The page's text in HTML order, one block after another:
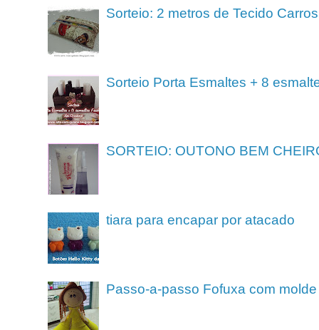
Sorteio: 2 metros de Tecido Carros
Sorteio Porta Esmaltes + 8
SORTEIO: OUTONO BEM
tiara para encapar por atacado
Passo-a-passo Fofuxa com molde